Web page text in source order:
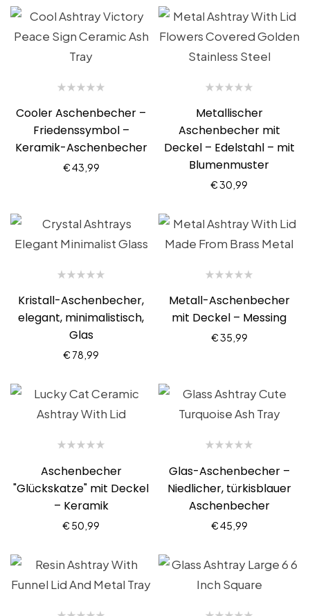
Cooler Aschenbecher –
Friedenssymbol –
Keramik-Aschenbecher
€43,99
Metallischer
Aschenbecher mit
Deckel – Edelstahl – mit
Blumenmuster
€30,99
Kristall-Aschenbecher,
elegant, minimalistisch,
Glas
€ 78,99
Metall-Aschenbecher
mit Deckel – Messing
€35,99
Aschenbecher
"Glückskatze" mit Deckel
– Keramik
€ 50,99
Glas-Aschenbecher –
Niedlicher, türkisblauer
Aschenbecher
€45,99